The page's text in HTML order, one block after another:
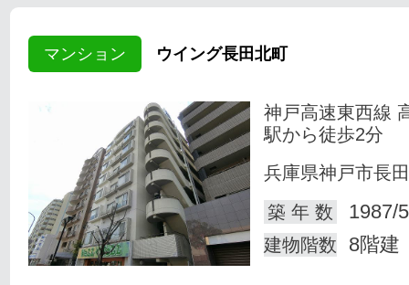
マンション ウイング長田北町
神戸高速東西線
駅から徒歩2分
兵庫県神戸市長
築 年 数
1987/
建物階数 8階建